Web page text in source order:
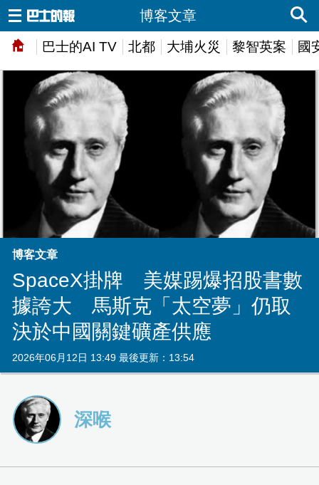
巴士的AI TV 北都 大埔火災 黎智英案 國
博客文章
博客文章
SpaceX掛牌 美媒踢爆招股書數
據誇大 馬斯克「太空夢」仍取
決於中國關鍵礦產供應
2026年06月12日 13:49 最後更新：13:54
深喉